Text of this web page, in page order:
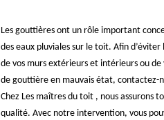
Les gouttières ont un rôle important
des eaux pluviales sur le toit. Afin d’éviter
de vos murs extérieurs et intérieurs ou
de gouttière en mauvais état, contactez-
Chez Les maîtres du toit , nous assurons
qualité. Avec notre intervention, vous